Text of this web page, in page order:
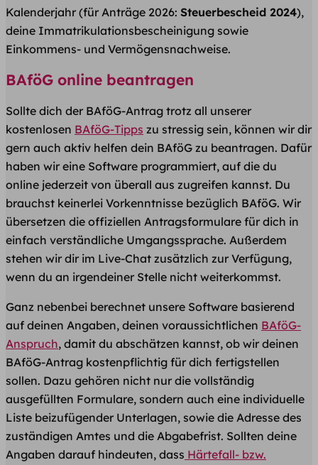
Kalenderjahr (für Anträge 2026: Steuerbescheid 2024),
deine Immatrikulationsbescheinigung sowie
Einkommens- und Vermögensnachweise.
BAföG online beantragen
Sollte dich der BAföG-Antrag trotz all unserer
kostenlosen BAföG-Tipps zu stressig sein, können wir dir
gern auch aktiv helfen dein BAföG zu beantragen. Dafür
haben wir eine Software programmiert, auf die du
online jederzeit von überall aus zugreifen kannst. Du
brauchst keinerlei Vorkenntnisse bezüglich BAföG. Wir
übersetzen die offiziellen Antragsformulare für dich in
einfach verständliche Umgangssprache. Außerdem
stehen wir dir im Live-Chat zusätzlich zur Verfügung,
wenn du an irgendeiner Stelle nicht weiterkommst.
Ganz nebenbei berechnet unsere Software basierend
auf deinen Angaben, deinen voraussichtlichen BAföG-
Anspruch, damit du abschätzen kannst, ob wir deinen
BAföG-Antrag kostenpflichtig für dich fertigstellen
sollen. Dazu gehören nicht nur die vollständig
ausgefüllten Formulare, sondern auch eine individuelle
Liste beizufügender Unterlagen, sowie die Adresse des
zuständigen Amtes und die Abgabefrist. Sollten deine
Angaben darauf hindeuten, dass Härtefall- bzw.